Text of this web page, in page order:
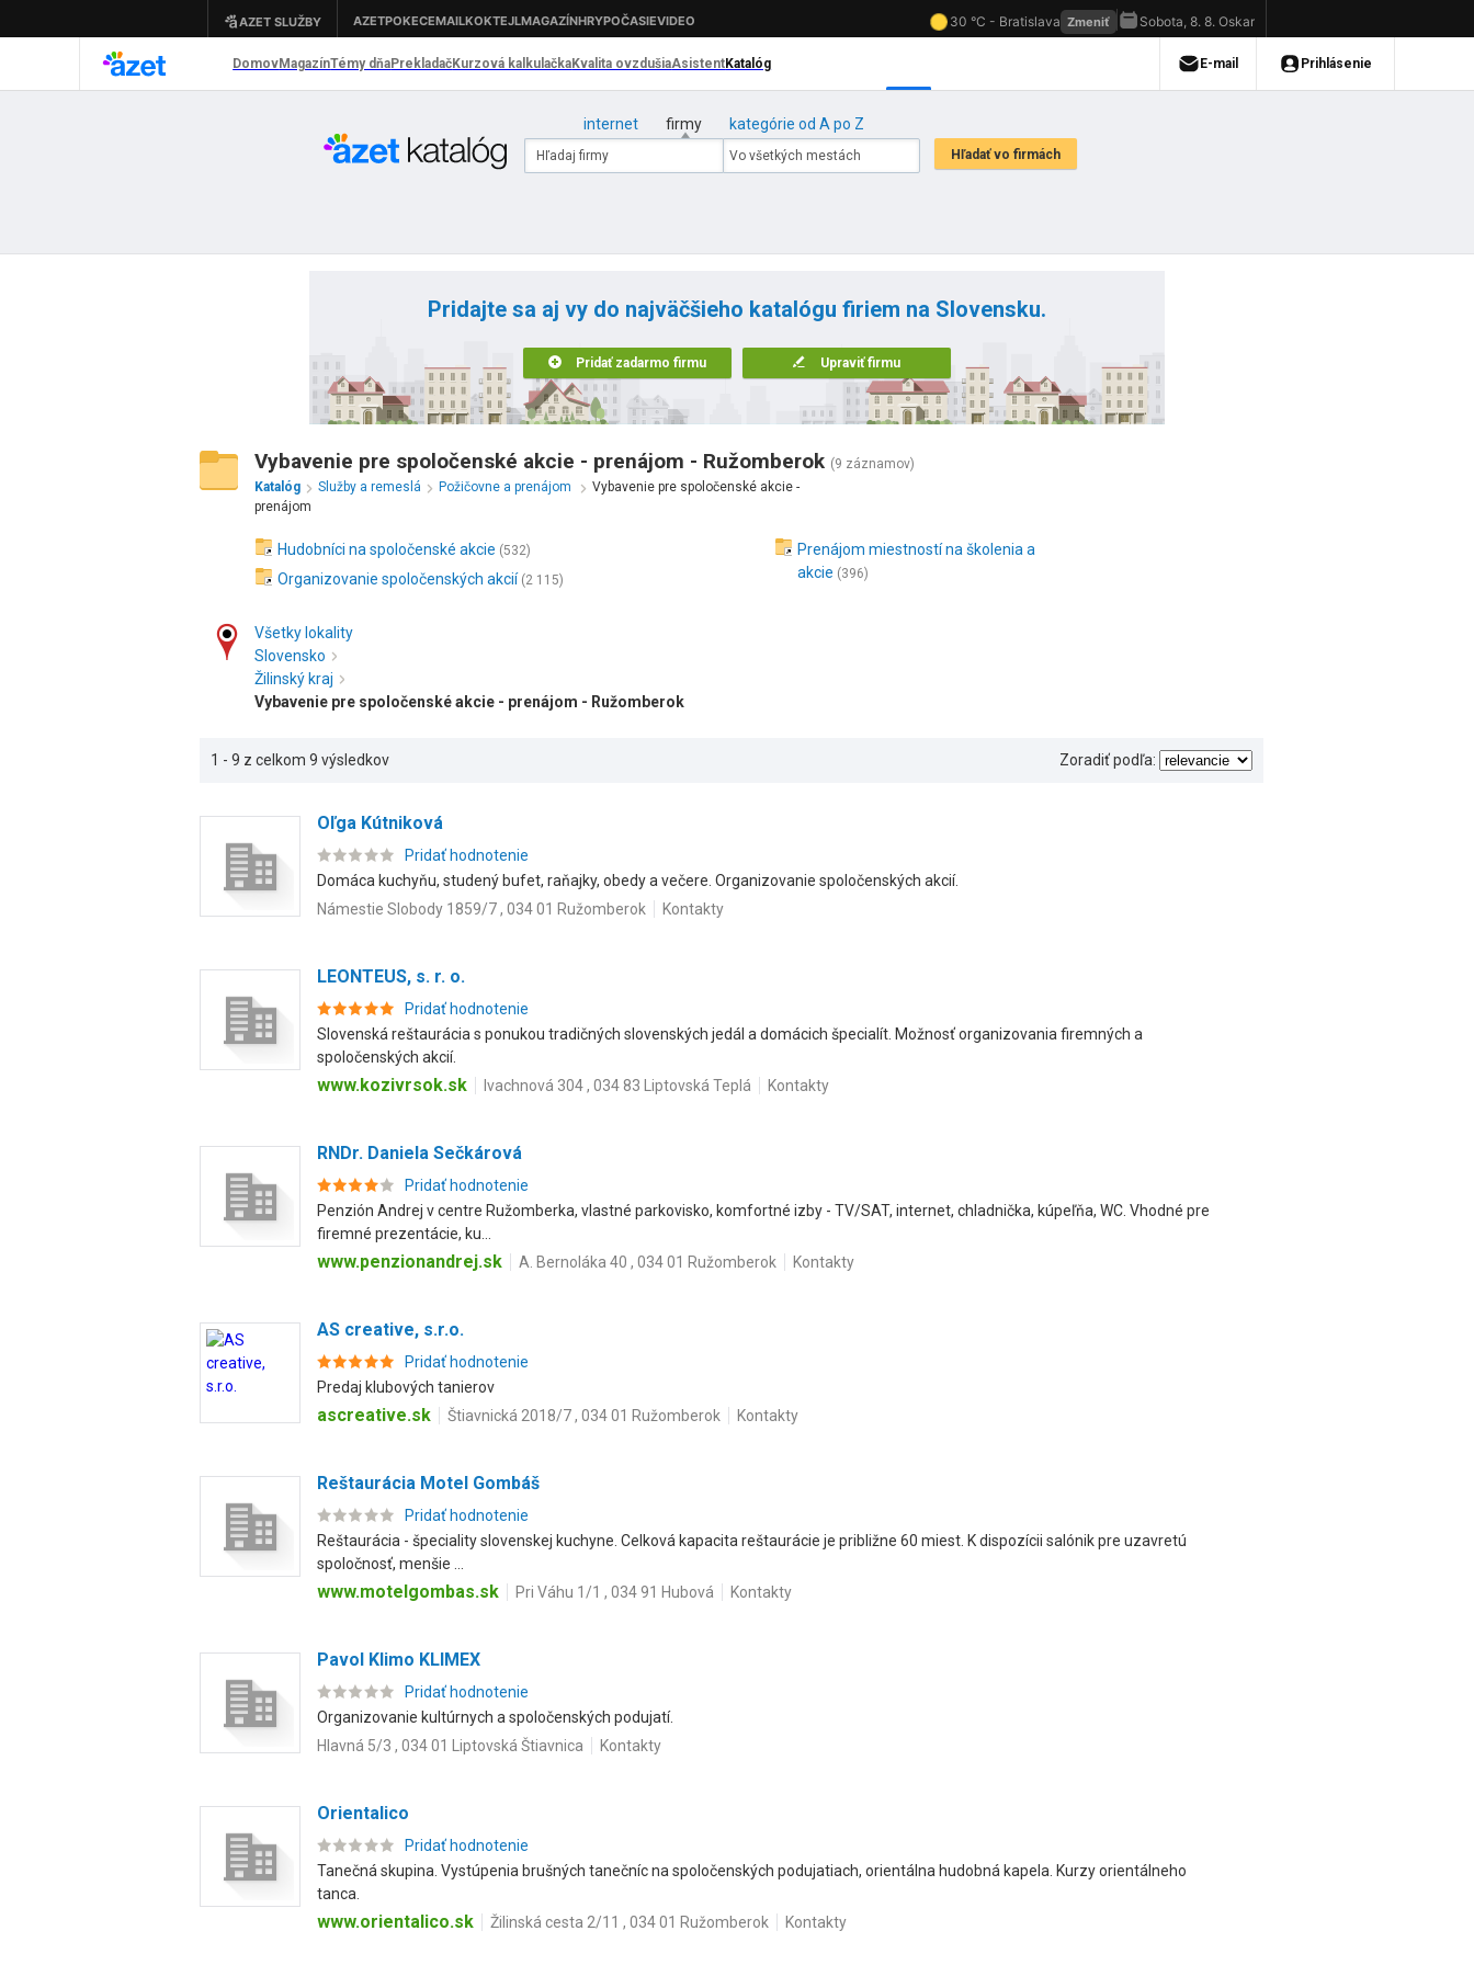
internet firmy kategórie od A po Z
Pridajte sa aj vy do najväčšieho katalógu firiem na Slovensku.
Pridať zadarmo firmu Upraviť firmu
Vybavenie pre spoločenské akcie - prenájom - Ružomberok (9 záznamov)
Katalóg
Služby a remeslá Požičovne a prenájom
Vybavenie pre spoločenské akcie -
prenájom
Hudobníci na spoločenské akcie (532)
Organizovanie spoločenských akcií (2 115)
Prenájom miestností na školenia a
akcie (396)
Všetky lokality
Slovensko
Žilinský kraj
Vybavenie pre spoločenské akcie - prenájom - Ružomberok
1 - 9 z celkom 9 výsledkov Zoradiť podľa:
Oľga Kútniková
Pridať hodnotenie
Domáca kuchyňu, studený bufet, raňajky, obedy a večere. Organizovanie spoločenských akcií.
Námestie Slobody 1859/7 , 034 01 Ružomberok
Kontakty
LEONTEUS, s. r. o.
Pridať hodnotenie
Slovenská reštaurácia s ponukou tradičných slovenských jedál a domácich špecialít. Možnosť organizovania firemných a
spoločenských akcií.
www.kozivrsok.sk Ivachnová 304 , 034 83 Liptovská Teplá Kontakty
RNDr. Daniela Sečkárová
Pridať hodnotenie
Penzión Andrej v centre Ružomberka, vlastné parkovisko, komfortné izby - TV/SAT, internet, chladnička, kúpeľňa, WC. Vhodné pre
firemné prezentácie, ku...
www.penzionandrej.sk A. Bernoláka 40 , 034 01 Ružomberok Kontakty
AS creative, s.r.o.
Pridať hodnotenie
Predaj klubových tanierov
ascreative.sk Štiavnická 2018/7 , 034 01 Ružomberok Kontakty
Reštaurácia Motel Gombáš
Pridať hodnotenie
Reštaurácia - špeciality slovenskej kuchyne. Celková kapacita reštaurácie je približne 60 miest. K dispozícii salónik pre uzavretú
spoločnosť, menšie ...
www.motelgombas.sk Pri Váhu 1/1 , 034 91 Hubová Kontakty
Pavol Klimo KLIMEX
Pridať hodnotenie
Organizovanie kultúrnych a spoločenských podujatí.
Hlavná 5/3 , 034 01 Liptovská Štiavnica
Kontakty
Orientalico
Pridať hodnotenie
Tanečná skupina. Vystúpenia brušných tanečníc na spoločenských podujatiach, orientálna hudobná kapela. Kurzy orientálneho
tanca.
www.orientalico.sk Žilinská cesta 2/11 , 034 01 Ružomberok Kontakty